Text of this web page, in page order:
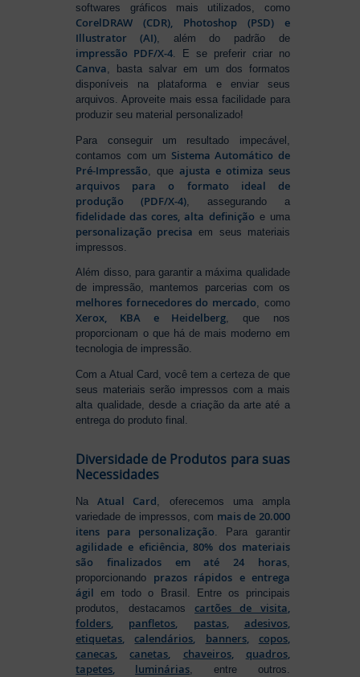
softwares gráficos mais utilizados, como
CorelDRAW (CDR), Photoshop (PSD) e
Illustrator (AI) , além do padrão de
impressão PDF/X-4 . E se preferir criar no
Canva , basta salvar em um dos formatos
disponíveis na plataforma e enviar seus
arquivos. Aproveite mais essa facilidade para
produzir seu material personalizado!
Para conseguir um resultado impecável,
contamos com um Sistema Automático de
Pré-Impressão , queajusta e otimiza seus
arquivos para o formato ideal de
produção (PDF/X-4) , assegurando a
fidelidade das cores, alta definição e uma
personalização precisa em seus materiais
impressos.
Além disso, para garantir a máxima qualidade
de impressão, mantemos parcerias com os
melhores fornecedores do mercado, como
Xerox, KBA e Heidelberg, que nos
proporcionam o que há de mais moderno em
tecnologia de impressão.
Com a Atual Card, você tem a certeza de que
seus materiais serão impressos com a mais
alta qualidade, desde a criação da arte até a
entrega do produto final.
Diversidade de Produtos para suas
Necessidades
NaAtual Card , oferecemos uma ampla
variedade de impressos, com mais de 20.000
itens para personalização . Para garantir
agilidade e eficiência, 80% dos materiais
são finalizados em até 24 horas,
proporcionando prazos rápidos e entrega
ágil em todo o Brasil. Entre os principais
produtos, destacamos cartões de visita,
folders, panfletos, pastas, adesivos,
etiquetas,calendários, banners, copos,
canecas,canetas, chaveiros, quadros,
tapetes, luminárias , entre outros.